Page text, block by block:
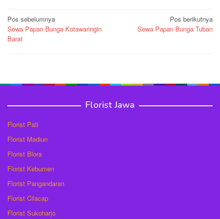
Navigasi
pos
Pos sebelumnya
Sewa Papan Bunga Kotawaringin
Barat
Pos berikutnya
Sewa Papan Bunga Tuban
Florist Jawa
Florist Pati
Florist Madiun
Florist Blora
Florist Kebumen
Florist Pangandaran
Florist Cilacap
Florist Sukoharjo